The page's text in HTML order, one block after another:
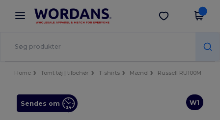
× Wordans-app
Bedre priser i appen!
Hent app
Home Tomt tøj | tilbehør T-shirts Mænd Russell RU100M
W1
Sendes om